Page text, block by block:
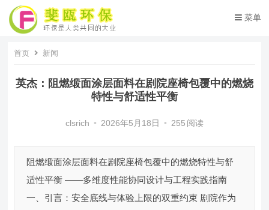
菜单
首页 新闻
英杰：阻燃缎面涂层面料在剧院座椅包覆中的燃烧
特性与舒适性平衡
clsrich • 2026年5月18日 • 255 阅读
阻燃缎面涂层面料在剧院座椅包覆中的燃烧特性与舒
适性平衡 ——多维度性能协同设计与工程实践指南
一、引言：安全底线与体验上限的双重约束 剧院作为